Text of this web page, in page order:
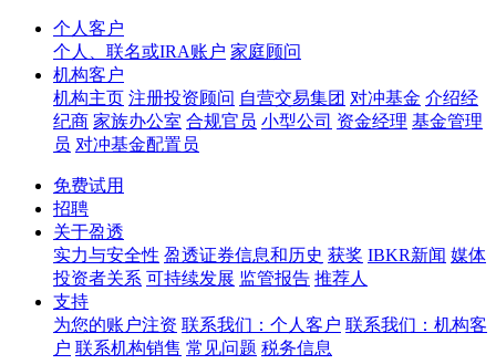
个人客户
个人、联名或IRA账户 家庭顾问
机构客户
机构主页 注册投资顾问 自营交易集团 对冲基金 介绍经
纪商 家族办公室 合规官员 小型公司 资金经理 基金管理
员 对冲基金配置员
免费试用
招聘
关于盈透
实力与安全性 盈透证券信息和历史 获奖 IBKR新闻 媒体
投资者关系 可持续发展 监管报告 推荐人
支持
为您的账户注资 联系我们：个人客户 联系我们：机构客
户 联系机构销售 常见问题 税务信息